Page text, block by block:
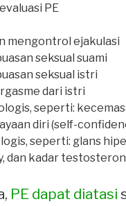
PE
mengontrol ejakulasi
seksual suami
seksual istri
dari istri
seperti:
diri (self-
seperti: glans
dan kadar testosteron
PE dapat diatasi